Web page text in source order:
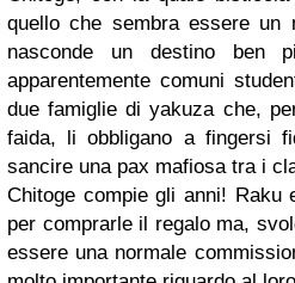
quello che sembra essere un
nasconde un destino ben
apparentemente comuni
due famiglie di yakuza che,
faida, li obbligano a fingersi
sancire una pax mafiosa tra i
Chitoge compie gli anni! Raku
per comprarle il regalo ma,
essere una normale